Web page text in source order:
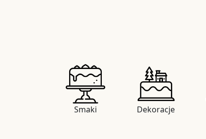
Smaki Dekoracje